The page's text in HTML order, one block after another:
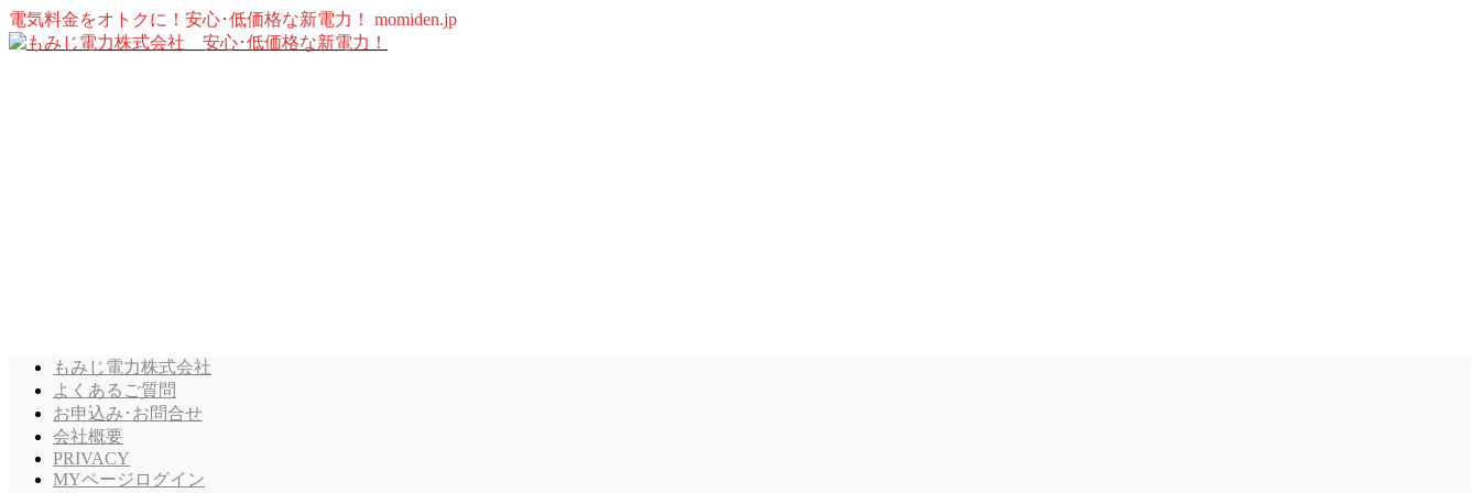
電気料金をオトクに！安心･低価格な新電力！ momiden.jp
もみじ電力株式会社
よくあるご質問
お申込み･お問合せ
会社概要
PRIVACY
MYページログイン